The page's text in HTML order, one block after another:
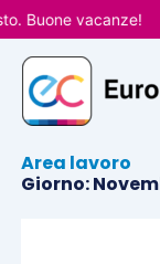
Vai
al
contenuto
Buone vacanze!
Area lavoro
Giorno: